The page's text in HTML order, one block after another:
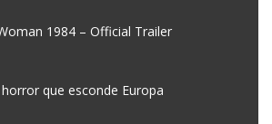
1984 – Official Trailer
que esconde Europa